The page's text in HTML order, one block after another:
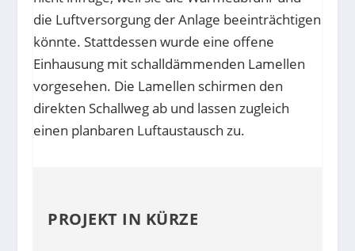
die Luftversorgung der Anlage beeinträchtigen
könnte. Stattdessen wurde eine offene
Einhausung mit schalldämmenden Lamellen
vorgesehen. Die Lamellen schirmen den
direkten Schallweg ab und lassen zugleich
einen planbaren Luftaustausch zu.
PROJEKT IN KÜRZE